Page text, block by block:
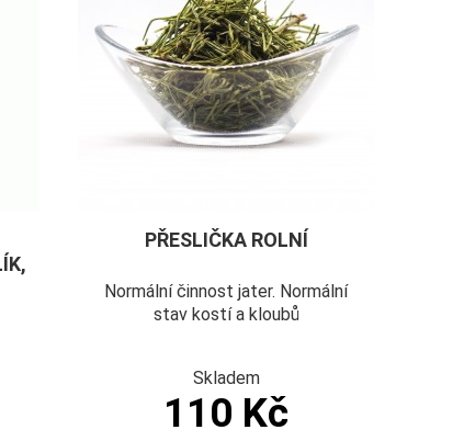
PŘESLIČKA ROLNÍ
Normální činnost jater. Normální
stav kostí a kloubů
Skladem
110 Kč